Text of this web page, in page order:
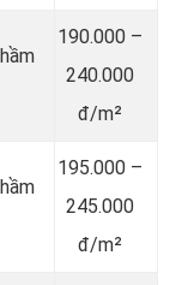
190.000 –
240.000
đ/m²
195.000 –
245.000
đ/m²